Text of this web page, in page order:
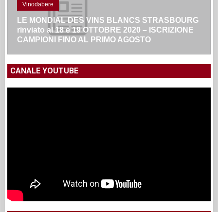
Vinodabere
LE MONDIAL DES VINS BLANCS STRASBOURG
rinviato al 18 e 19 OTTOBRE 2020 – ISCRIZIONE
CAMPIONI FINO AL PRIMO AGOSTO
CANALE YOUTUBE